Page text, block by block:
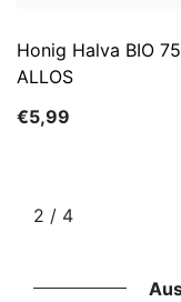
Honig Halva BIO
ALLOS
€5,99
2 / von
4